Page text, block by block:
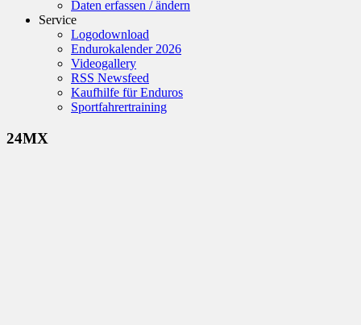
Daten erfassen / ändern
Service
Logodownload
Endurokalender 2026
Videogallery
RSS Newsfeed
Kaufhilfe für Enduros
Sportfahrertraining
24MX